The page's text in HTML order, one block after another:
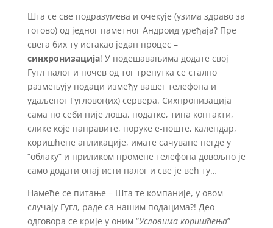
Шта се све подразумева и очекује (узима здраво за
готово) од једног паметног Андроид уређаја? Пре
свега бих ту истакао један процес –
синхронизација! У подешавањима додате свој
Гугл налог и почев од тог тренутка се стално
размењују подаци између вашег телефона и
удаљеног Гугловог(их) сервера. Сихнронизација
сама по себи није лоша, податке, типа контакти,
слике које направите, поруке е-поште, календар,
коришћене апликације, имате сачуване негде у
“облаку” и приликом промене телефона довољно је
само додати онај исти налог и све је већ ту…
Намеће се питање – Шта те компаније, у овом
случају Гугл, раде са нашим подацима?! Део
одговора се крије у оним “Условима коришћења”